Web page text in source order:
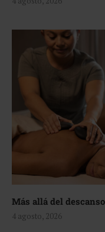
Más allá del descanso
4 agosto, 2026